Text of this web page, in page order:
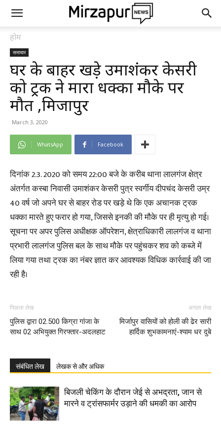
होम
समाचार
घर के बाहर खड़े उमाशंकर केसरी
को ट्रक ने मारा धक्का मौके पर
मौत ,मिर्जापुर
March 3, 2020
WhatsApp Facebook
दिनांक 2.3. 2020 को समय 22:00 बजे के करीब थाना लालगंज क्षेत्र
अंतर्गत कस्बा निवासी उमाशंकर केसरी पुत्र स्वर्गीय दीपचंद केसरी उम्र
40 वर्ष जो अपने घर से बाहर रोड पर खड़े थे कि एक अचानक ट्रक
धक्का मारते हुए फरार हो गया, जिससे इनकी की मौके पर ही मृत्यु हो गई।
सूचना पर अपर पुलिस अधीक्षक ऑपरेशन, क्षेत्राधिकारी लालगंज व थाना
प्रभारी लालगंज पुलिस बल के साथ मौके पर पहुंचकर शव को कब्जे में
लिया गया तथा ट्रक का नंबर ज्ञात कर आवश्यक विधिक कार्रवाई की जा
रही है।
पिछला लेख
पुलिस द्वारा 02.500 किग्रा गांजा के
साथ 02 अभियुक्त गिरफ्तार-अदलहाट
अगला लेख
मिर्जापुर वासियों को होली की ढेर सारी
हार्दिक शुभकामनाएं-श्याम धर दुबे
संबंधित लेख लेखक से और अधिक
बिजली चेकिंग के दौरान जेई से अभद्रता, जान से
मारने व ट्रांसफार्मर उड़ाने की धमकी का आरोप